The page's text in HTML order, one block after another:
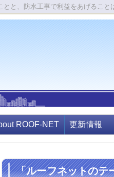
と、防水工事で利益をあげること
ROOF-NET 更新情報
「ルーフネットのテ